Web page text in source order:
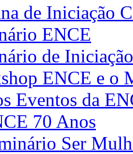
de Iniciação
ENCE
de
ENCE e o
Eventos da
70 Anos
Ser